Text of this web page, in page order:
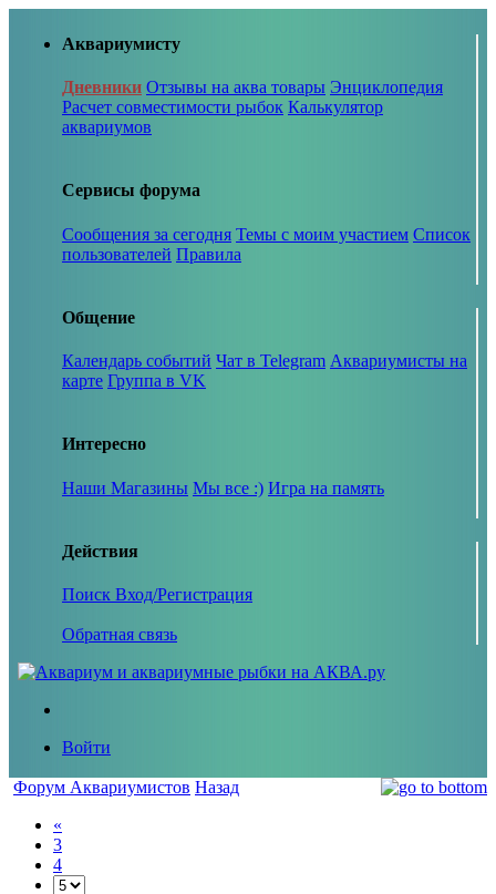
Аквариумисту
Дневники Отзывы на аква товары Энциклопедия
Расчет совместимости рыбок Калькулятор
аквариумов
Сервисы форума
Сообщения за сегодня Темы с моим участием Список
пользователей Правила
Общение
Календарь событий Чат в Telegram Аквариумисты на
карте Группа в VK
Интересно
Наши Магазины Мы все :) Игра на память
Действия
Поиск Вход/Регистрация
Обратная связь
Войти
Форум Аквариумистов Назад
«
3
4